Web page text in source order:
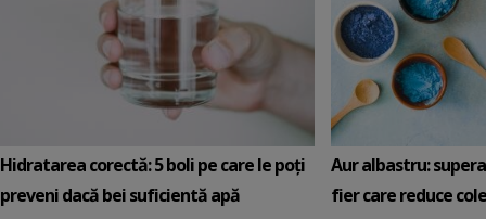
Hidratarea corectă: 5 boli pe care le poți
preveni dacă bei suficientă apă
Aur albastru:
fier care reduce